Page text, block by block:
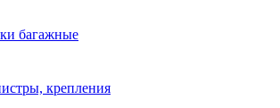
багажные
крепления